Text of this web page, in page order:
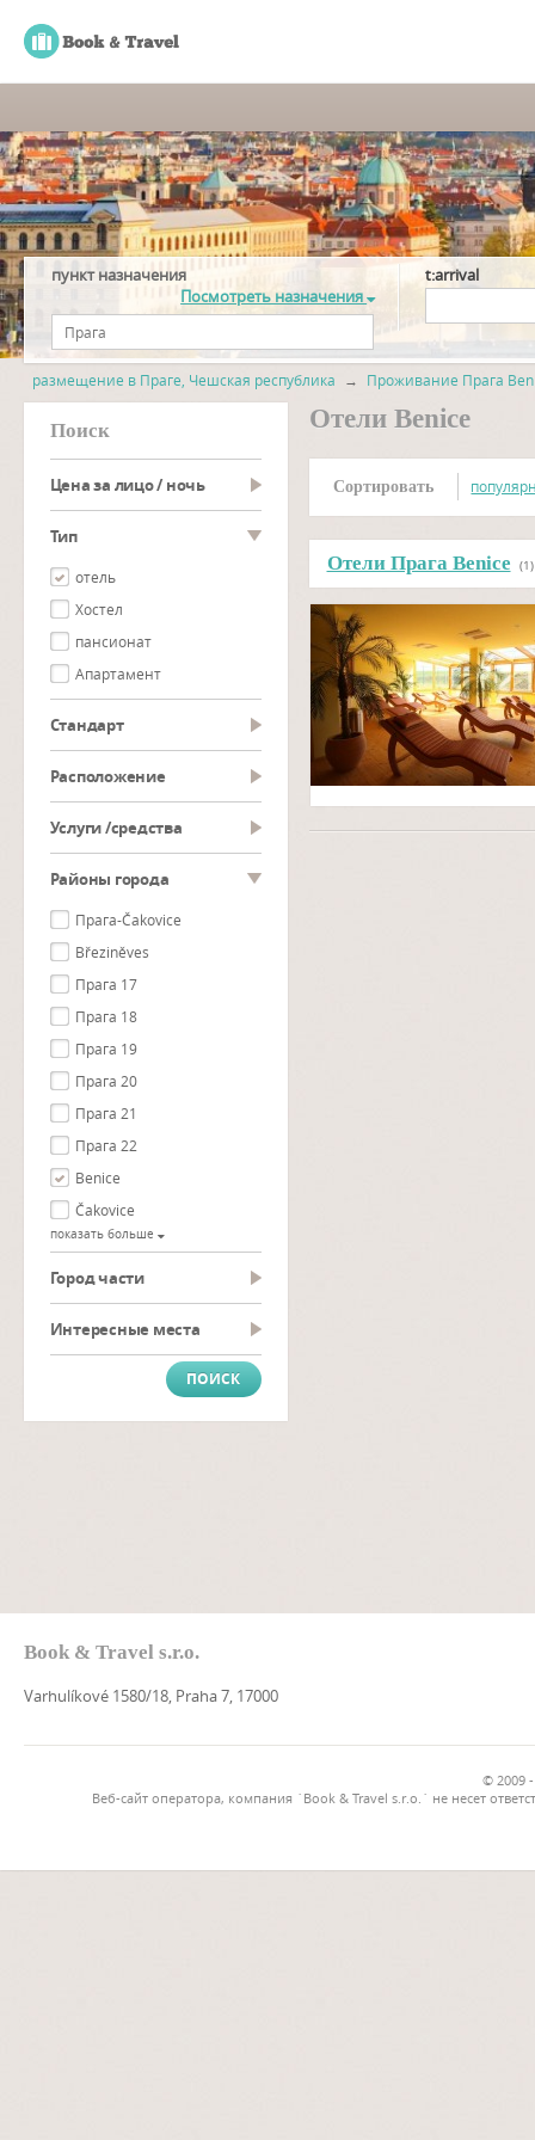
пункт назначения
Посмотреть назначения
t:arrival
размещение в Праге, Чешская республика → Проживание Прага
Поиск
Цена за лицо / ночь
тип
отель
Хостел
пансионат
Aпартамент
Cтандарт
Pасположение
Услуги /средства
Районы города
Прага-Čakovice
Březiněves
Прага 17
Прага 18
Прага 19
Прага 20
Прага 21
Прага 22
Benice
Čakovice
показать больше
Город части
Интересные места
Отели Benice
Сортировать
Отели Прага Benice (1)
Book & Travel s.r.o.
Varhulíkové 1580/18, Praha 7, 17000
© 2009
Веб-сайт оператора, компания `Book & Travel s.r.o.` не несет